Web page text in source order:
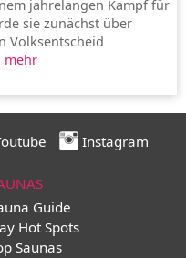
jahrelangen Kampf für
sie zunächst über
Volksentscheid
mehr
Instagram
Guide
Hot Spots
Saunas